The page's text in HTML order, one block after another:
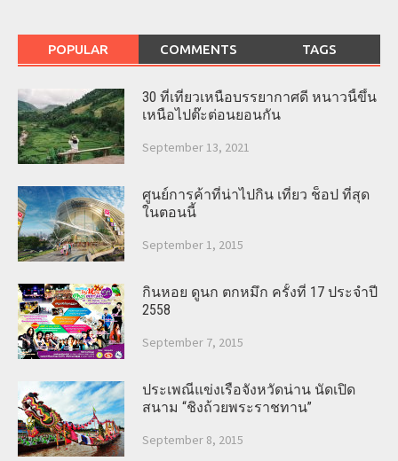
POPULAR COMMENTS TAGS
30 ที่เที่ยวเหนือบรรยากาศดี หนาวนี้ขึ้น
เหนือไปต๊ะต่อนยอนกัน
September 13, 2021
ศูนย์การค้าที่น่าไปกิน เที่ยว ช็อป ที่สุด
ในตอนนี้
September 1, 2015
กินหอย ดูนก ตกหมึก ครั้งที่ 17 ประจำปี
2558
September 7, 2015
ประเพณีแข่งเรือจังหวัดน่าน นัดเปิด
สนาม “ชิงถ้วยพระราชทาน”
September 8, 2015